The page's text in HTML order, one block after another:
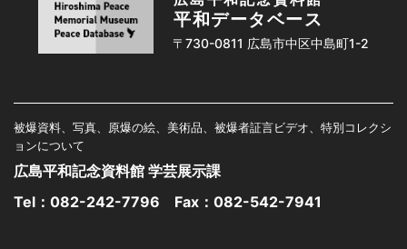
平和データベース
〒730-0811 広島市中区中島町1-2
被爆資料、写真、原爆の絵、美術品、被爆者証言ビデオ、特別コレクシ
ョンについて
広島平和記念資料館 学芸展示課
Tel： 082-242-7796 Fax：082-542-7941